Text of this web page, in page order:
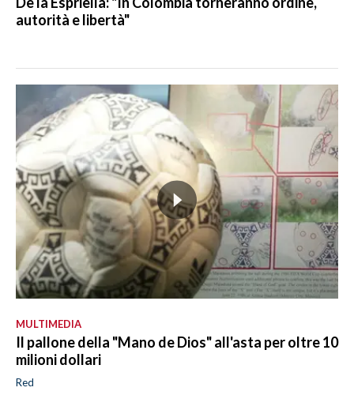
autorità e libertà"
MULTIMEDIA
Il pallone della "Mano de Dios" all'asta per oltre 10
milioni dollari
Red